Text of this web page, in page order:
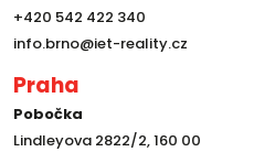
+420 542 422 340
info.brno@iet-reality.cz
Praha
Pobočka
Lindleyova 2822/2, 160 00